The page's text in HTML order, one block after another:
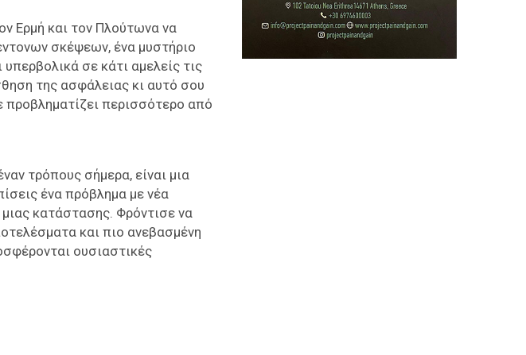
Ερμή και τον Πλούτωνα να
σκέψεων, ένα μυστήριο
σε κάτι αμελείς τις
της ασφάλειας κι αυτό σου
προβληματίζει περισσότερο από
τρόπους σήμερα, είναι μια
ένα πρόβλημα με νέα
κατάστασης. Φρόντισε να
και πιο ανεβασμένη
ουσιαστικές